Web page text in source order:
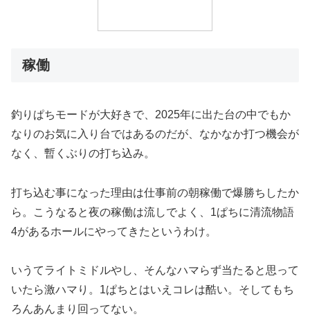
稼働
釣りぱちモードが大好きで、2025年に出た台の中でもか
なりのお気に入り台ではあるのだが、なかなか打つ機会が
なく、暫くぶりの打ち込み。
打ち込む事になった理由は仕事前の朝稼働で爆勝ちしたか
ら。こうなると夜の稼働は流しでよく、1ぱちに清流物語
4があるホールにやってきたというわけ。
いうてライトミドルやし、そんなハマらず当たると思って
いたら激ハマり。1ぱちとはいえコレは酷い。そしてもち
ろんあんまり回ってない。